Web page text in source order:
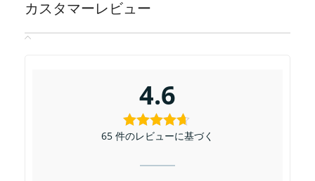
色に向かって変化していくことがあります、但し
なりますが、出産後は徐々に色素沈着が薄くなっ
5.内分泌かく乱：加齢に伴い、内分泌系はメラノ
サイトの分泌に影響を与えるようになります。内
分泌が乱れると、メラノサイトが大量に分泌さ
3.性生活の頻度を加減すること。女性の外陰部の
と、ホルモンの変化でデリケートゾーンが黒くな
るので、女性は内分泌を整えることに気を配り、
良い習慣を身につけ、内分泌の乱れにつながる病
気を診療することがおすすめです。
5.デリケートゾーンを正しいお手入れ方法です。
カスタマーレビュー
4.6
65 件のレビューに基づく